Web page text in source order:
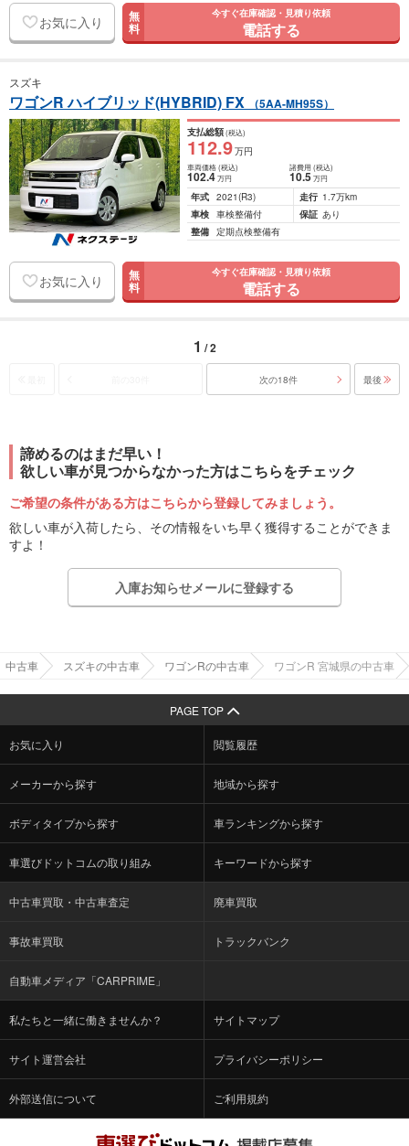
お気に入り 無
料
今すぐ在庫確認・見積り依頼
電話する
スズキ
ワゴンR ハイブリッド(HYBRID) FX （5AA-MH95S）
支払総額(税込)
112.9万円
車両価格(税込)
102.4万円
諸費用 (税込)
10.5 万円
年式 2021(R3) 走行 1.7万km
車検 車検整備付 保証 あり
整備 定期点検整備有
お気に入り 無
料
今すぐ在庫確認・見積り依頼
電話する
1 / 2
次の18件 最後
諦めるのはまだ早い！
欲しい車が見つからなかった方はこちらをチェック
ご希望の条件がある方はこちらから登録してみましょう。
欲しい車が入荷したら、その情報をいち早く獲得することができま
すよ！
入庫お知らせメールに登録する
中古車 スズキの中古車 ワゴンRの中古車 ワゴンR 宮城県の中古車
PAGE TOP
お気に入り 閲覧履歴
メーカーから探す 地域から探す
ボディタイプから探す 車ランキングから探す
車選びドットコムの取り組み キーワードから探す
中古車買取・中古車査定 廃車買取
事故車買取 トラックバンク
自動車メディア「CARPRIME」
私たちと一緒に働きませんか？ サイトマップ
サイト運営会社 プライバシーポリシー
外部送信について ご利用規約